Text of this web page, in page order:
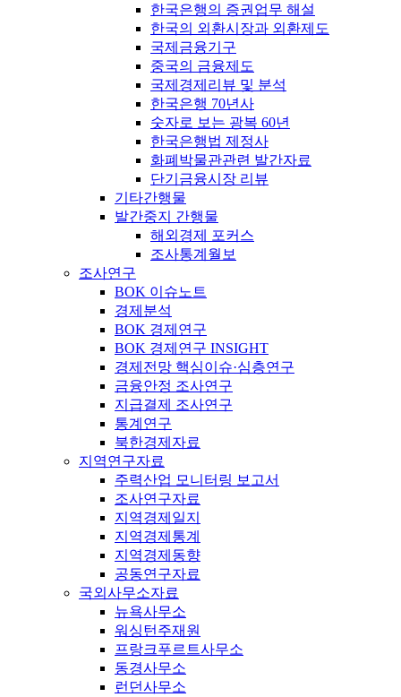
한국은행의 증권업무 해설
한국의 외환시장과 외환제도
국제금융기구
중국의 금융제도
국제경제리뷰 및 분석
한국은행 70년사
숫자로 보는 광복 60년
한국은행법 제정사
화폐박물관관련 발간자료
단기금융시장 리뷰
기타간행물
발간중지 간행물
해외경제 포커스
조사통계월보
조사연구
BOK 이슈노트
경제분석
BOK 경제연구
BOK 경제연구 INSIGHT
경제전망 핵심이슈·심층연구
금융안정 조사연구
지급결제 조사연구
통계연구
북한경제자료
지역연구자료
주력산업 모니터링 보고서
조사연구자료
지역경제일지
지역경제통계
지역경제동향
공동연구자료
국외사무소자료
뉴욕사무소
워싱턴주재원
프랑크푸르트사무소
동경사무소
런던사무소